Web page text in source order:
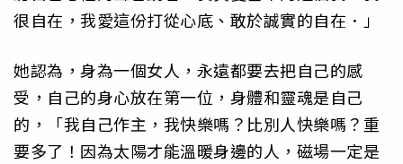
很自在，我愛這份打從心底、敢於誠實的自在．」
她認為，身為一個女人，永遠都要去把自己的感
受，自己的身心放在第一位，身體和靈魂是自己
的，「我自己作主，我快樂嗎？比別人快樂嗎？重
要多了！因為太陽才能溫暖身邊的人，磁場一定是